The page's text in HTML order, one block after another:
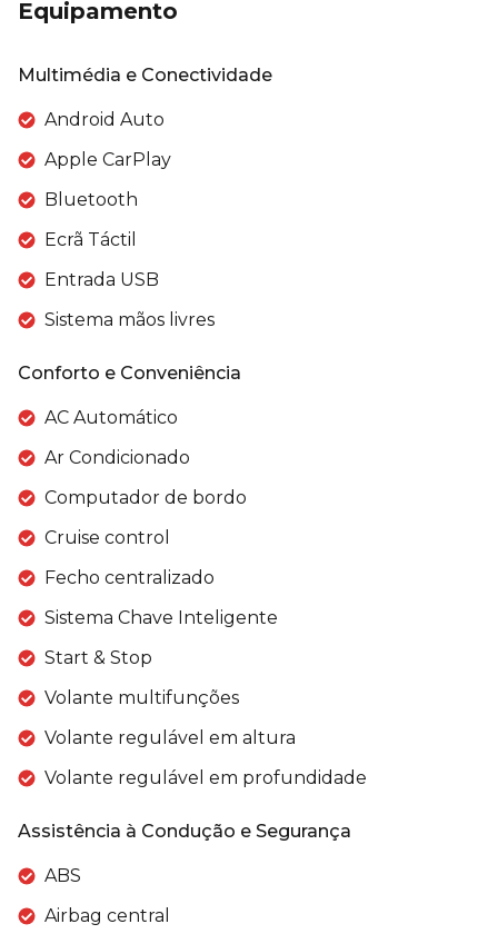
Equipamento
Multimédia e Conectividade
Android Auto
Apple CarPlay
Bluetooth
Ecrã Táctil
Entrada USB
Sistema mãos livres
Conforto e Conveniência
AC Automático
Ar Condicionado
Computador de bordo
Cruise control
Fecho centralizado
Sistema Chave Inteligente
Start & Stop
Volante multifunções
Volante regulável em altura
Volante regulável em profundidade
Assistência à Condução e Segurança
ABS
Airbag central